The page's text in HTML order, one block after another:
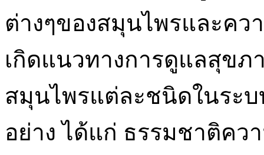
ต่างๆของสมุนไพรและคว
เกิดแนวทางการดูแลสุขภ
สมุนไพรแต่ละชนิดในระ
อย่าง ได้แก่ ธรรมชาติค